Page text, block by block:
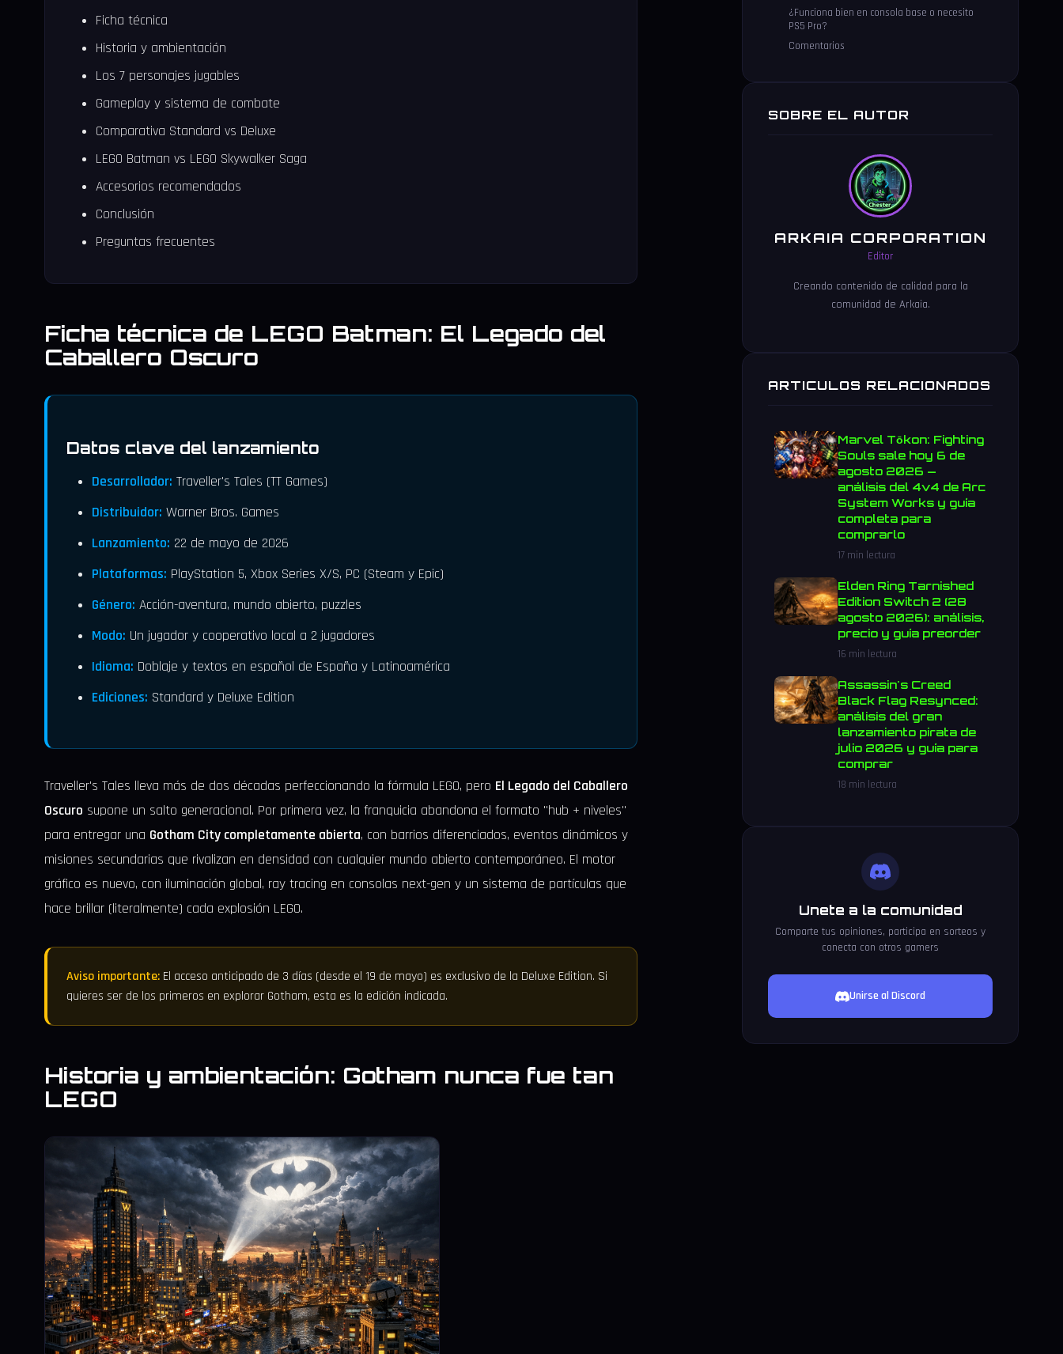
Ficha técnica
Historia y ambientación
Los 7 personajes jugables
Gameplay y sistema de combate
Comparativa Standard vs Deluxe
LEGO Batman vs LEGO Skywalker Saga
Accesorios recomendados
Conclusión
Preguntas frecuentes
Ficha técnica de LEGO Batman: El Legado del
Caballero Oscuro
Datos clave del lanzamiento
Desarrollador: Traveller's Tales (TT Games)
Distribuidor: Warner Bros. Games
Lanzamiento: 22 de mayo de 2026
Plataformas: PlayStation 5, Xbox Series X/S, PC (Steam y Epic)
Género: Acción-aventura, mundo abierto, puzzles
Modo: Un jugador y cooperativo local a 2 jugadores
Idioma: Doblaje y textos en español de España y Latinoamérica
Ediciones: Standard y Deluxe Edition
Traveller's Tales lleva más de dos décadas perfeccionando la fórmula LEGO, pero El Legado del Caballero
Oscuro supone un salto generacional. Por primera vez, la franquicia abandona el formato "hub + niveles"
para entregar una Gotham City completamente abierta, con barrios diferenciados, eventos dinámicos y
misiones secundarias que rivalizan en densidad con cualquier mundo abierto contemporáneo. El motor
gráfico es nuevo, con iluminación global, ray tracing en consolas next-gen y un sistema de partículas que
hace brillar (literalmente) cada explosión LEGO.
Aviso importante: El acceso anticipado de 3 días (desde el 19 de mayo) es exclusivo de la Deluxe Edition. Si
quieres ser de los primeros en explorar Gotham, esta es la edición indicada.
Historia y ambientación: Gotham nunca fue tan
LEGO
¿Funciona bien en consola base o necesito
PS5 Pro?
Comentarios
SOBRE EL AUTOR
ARKAIA CORPORATION
Editor
Creando contenido de calidad para la
comunidad de Arkaia.
ARTICULOS RELACIONADOS
Marvel Tōkon: Fighting
Souls sale hoy 6 de
agosto 2026 —
análisis del 4v4 de Arc
System Works y guía
completa para
comprarlo
17 min lectura
Elden Ring Tarnished
Edition Switch 2 (28
agosto 2026): análisis,
precio y guía preorder
16 min lectura
Assassin's Creed
Black Flag Resynced:
análisis del gran
lanzamiento pirata de
julio 2026 y guía para
comprar
18 min lectura
Unete a la comunidad
Comparte tus opiniones, participa en sorteos y
conecta con otros gamers
Unirse al Discord